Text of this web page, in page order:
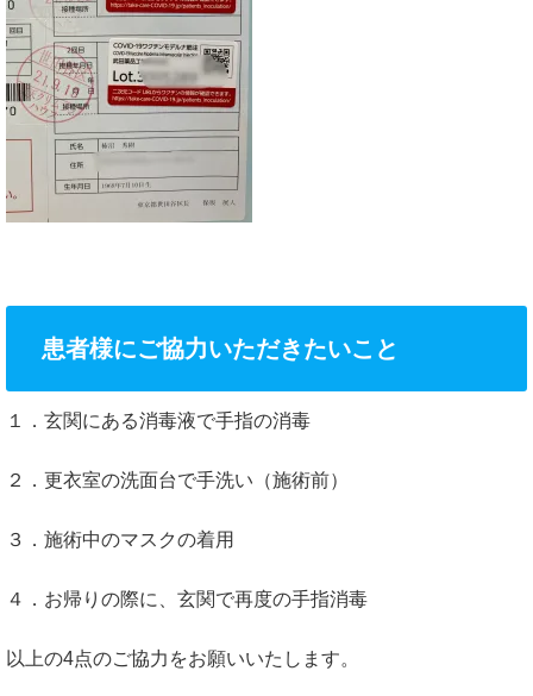
患者様にご協力いただきたいこと
１．玄関にある消毒液で手指の消毒
２．更衣室の洗面台で手洗い（施術前）
３．施術中のマスクの着用
４．お帰りの際に、玄関で再度の手指消毒
以上の4点のご協力をお願いいたします。